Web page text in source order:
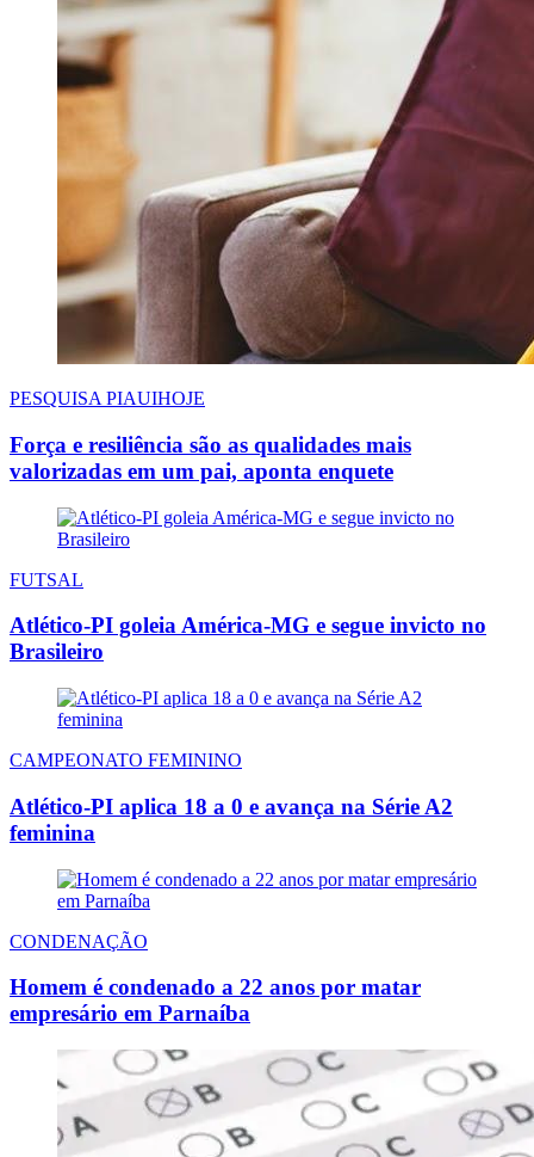
PESQUISA PIAUIHOJE
Força e resiliência são as qualidades mais
valorizadas em um pai, aponta enquete
FUTSAL
Atlético-PI goleia América-MG e segue invicto no
Brasileiro
CAMPEONATO FEMININO
Atlético-PI aplica 18 a 0 e avança na Série A2
feminina
CONDENAÇÃO
Homem é condenado a 22 anos por matar
empresário em Parnaíba